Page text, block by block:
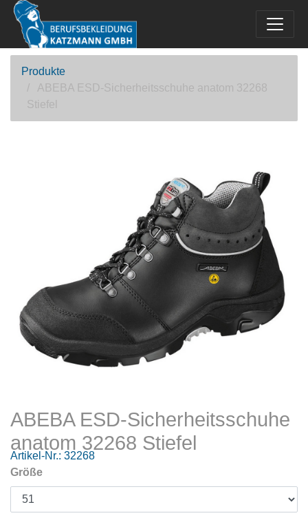
Produkte
ABEBA ESD-Sicherheitsschuhe anatom 32268
Stiefel
ABEBA ESD-Sicherheitsschuhe
anatom 32268 Stiefel
Artikel-Nr.: 32268
Größe